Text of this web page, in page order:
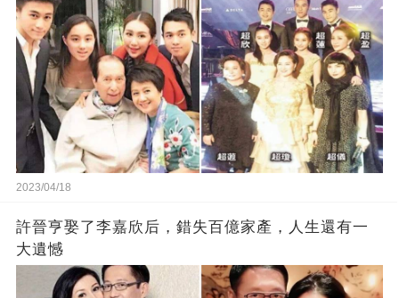
2023/04/18
許晉亨娶了李嘉欣后，錯失百億家產，人生還有一
大遺憾